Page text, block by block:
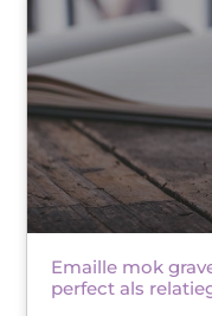
Emaille mok
perfect als